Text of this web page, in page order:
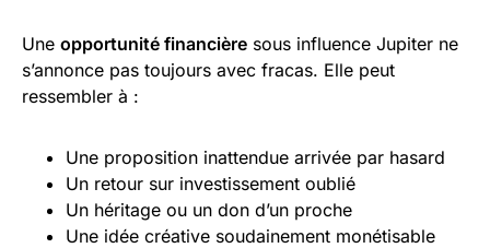
Une opportunité financière sous influence Jupiter ne
s’annonce pas toujours avec fracas. Elle peut
ressembler à :
Une proposition inattendue arrivée par hasard
Un retour sur investissement oublié
Un héritage ou un don d’un proche
Une idée créative soudainement monétisable